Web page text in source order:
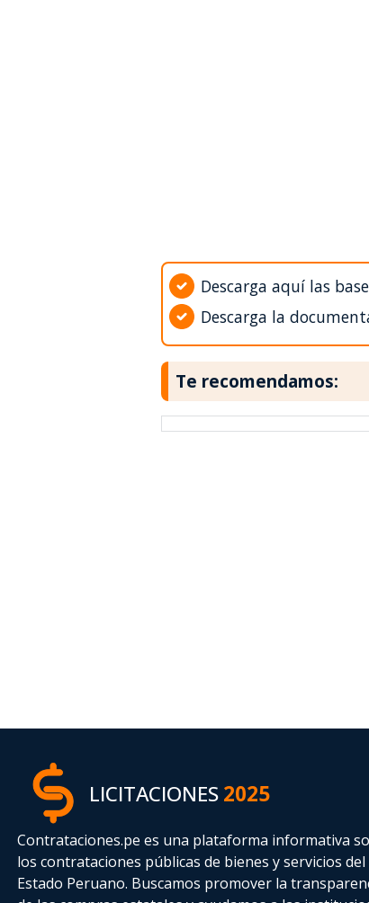
Descarga aquí las
Descarga la
Te recomendamos:
LICITACIONES2025
Contrataciones.pe es una plataforma informativa
los contrataciones públicas de bienes y servicios del
Estado Peruano. Buscamos promover la